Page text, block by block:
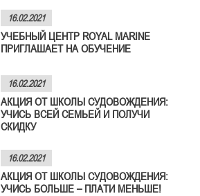
16.02.2021
УЧЕБНЫЙ ЦЕНТР ROYAL MARINE
ПРИГЛАШАЕТ НА ОБУЧЕНИЕ
16.02.2021
АКЦИЯ ОТ ШКОЛЫ СУДОВОЖДЕНИЯ:
УЧИСЬ ВСЕЙ СЕМЬЕЙ И ПОЛУЧИ
СКИДКУ
16.02.2021
АКЦИЯ ОТ ШКОЛЫ СУДОВОЖДЕНИЯ:
УЧИСЬ БОЛЬШЕ – ПЛАТИ МЕНЬШЕ!